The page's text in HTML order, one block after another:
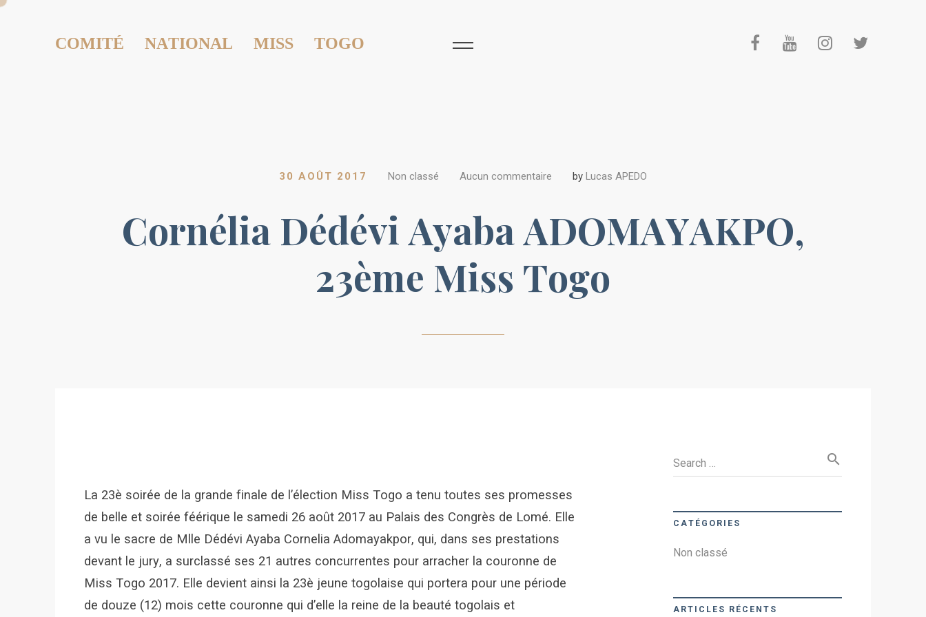
COMITÉ NATIONAL MISS TOGO
30 AOÛT 2017 Non classé Aucun commentaire by Lucas APEDO
Cornélia Dédévi Ayaba ADOMAYAKPO,
23ème Miss Togo
La 23è soirée de la grande finale de l’élection Miss Togo a tenu toutes ses promesses
de belle et soirée féérique le samedi 26 août 2017 au Palais des Congrès de Lomé. Elle
a vu le sacre de Mlle Dédévi Ayaba Cornelia Adomayakpor, qui, dans ses prestations
devant le jury, a surclassé ses 21 autres concurrentes pour arracher la couronne de
Miss Togo 2017. Elle devient ainsi la 23è jeune togolaise qui portera pour une période
de douze (12) mois cette couronne qui d’elle la reine de la beauté togolais et
Search … search
CATÉGORIES
Non classé
ARTICLES RÉCENTS